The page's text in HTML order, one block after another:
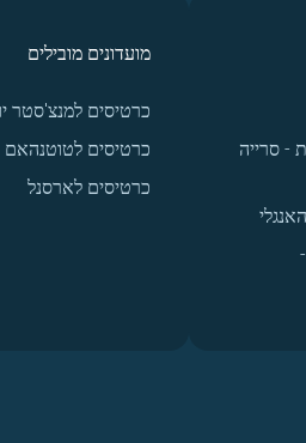
- סרייה
מועדונים מובילים
כרטיסים למנצ'סטר
כרטיסים לטוטנהאם
כרטיסים לארסנל